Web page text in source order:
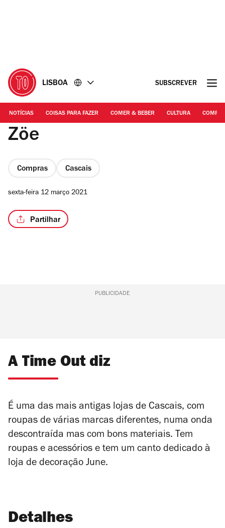
LISBOA SUBSCREVER
NOTÍCIAS COISAS PARA FAZER COMER & BEBER CULTURA
Zöe
Compras Cascais
sexta-feira 12 março 2021
Partilhar
PUBLICIDADE
A Time Out diz
É uma das mais antigas lojas de Cascais, com
roupas de várias marcas diferentes, numa onda
descontraída mas com bons materiais. Tem
roupas e acessórios e tem um canto dedicado à
loja de decoração June.
Detalhes